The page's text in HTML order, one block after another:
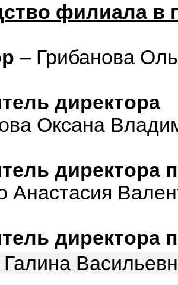
филиала в
– Грибанова
директора
Оксана
директора
Анастасия
директора